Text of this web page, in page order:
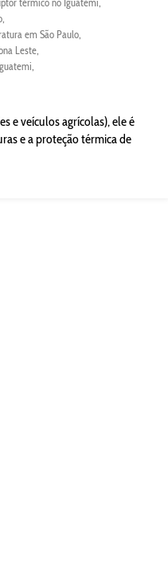
em São Paulo
Leste
e veículos agrícolas), ele é
e a proteção térmica de